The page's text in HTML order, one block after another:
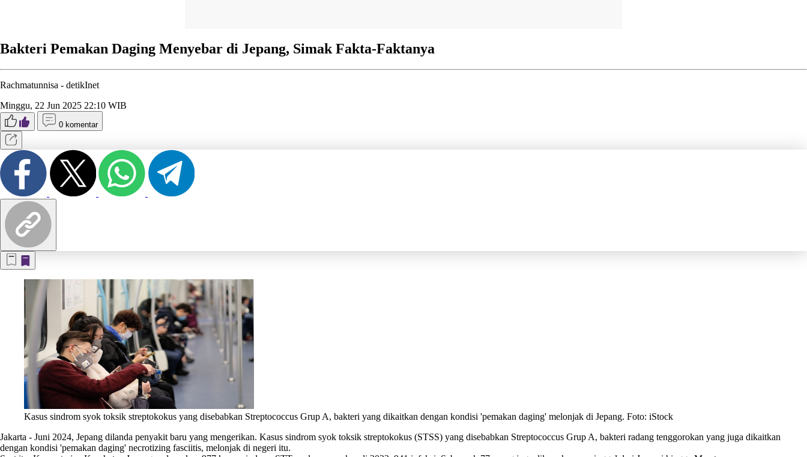
Bakteri Pemakan Daging Menyebar di Jepang, Simak Fakta-Faktanya
Rachmatunnisa - detikInet
Minggu, 22 Jun 2025 22:10 WIB
0 komentar
Kasus sindrom syok toksik streptokokus yang disebabkan Streptococcus Grup A, bakteri yang dikaitkan dengan kondisi 'pemakan daging' melonjak di Jepang. Foto: iStock
Jakarta - Juni 2024, Jepang dilanda penyakit baru yang mengerikan. Kasus sindrom syok toksik streptokokus (STSS) yang disebabkan Streptococcus Grup A, bakteri radang tenggorokan yang juga dikaitkan
dengan kondisi 'pemakan daging' necrotizing fasciitis, melonjak di negeri itu.